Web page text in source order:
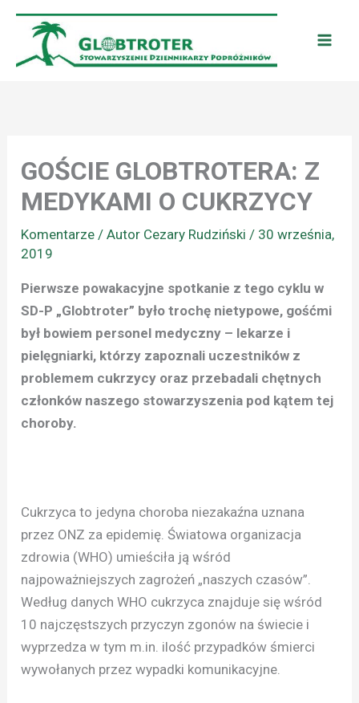
Przejdź
treści
GOŚCIE GLOBTROTERA: Z
MEDYKAMI O CUKRZYCY
Komentarze / Autor Cezary Rudziński/ 30 września,
2019
Pierwsze powakacyjne spotkanie z tego cyklu w
SD-P „Globtroter” było trochę nietypowe, gośćmi
był bowiem personel medyczny – lekarze i
pielęgniarki, którzy zapoznali uczestników z
problemem cukrzycy oraz przebadali chętnych
członków naszego stowarzyszenia pod kątem tej
choroby.
Cukrzyca to jedyna choroba niezakaźna uznana
przez ONZ za epidemię. Światowa organizacja
zdrowia (WHO) umieściła ją wśród
najpoważniejszych zagrożeń „naszych czasów”.
Według danych WHO cukrzyca znajduje się wśród
10 najczęstszych przyczyn zgonów na świecie i
wyprzedza w tym m.in. ilość przypadków śmierci
wywołanych przez wypadki komunikacyjne.